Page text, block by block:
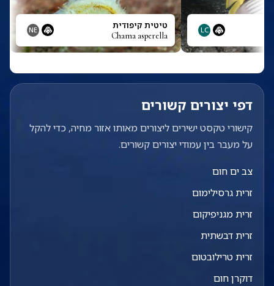
LC טיטית קיפודית
Chama asperella
NE
דפי יצורים קשורים
קישורי טקסט ישירים ליצורים מאותו אזור מחיה, כדי להקל
על מעבר בין עמודי יצורים קשורים.
צב ים חום
זרית גרסילימום
זרית מגניפיקום
זרית דבשתית
זרית טרילובטום
דוקרן חום